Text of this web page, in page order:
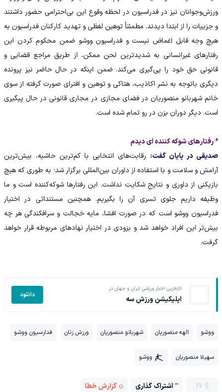
ورزش‌وجوانان نیز در فدراسیون در لحظه وقوع این بی‌احترامی حضور داشتند
و جزییات را از ابتدا دیدند. مطمئناً توهین لفظی و تهدید کارکنان فدراسیون به
هیچ وجه قابل اغماض نیست و فدراسیون ووشو ضمن محکوم کردن این
رفتارهای غیرانسانی به شدیدترین لحن ممکن، از طریق مراجع قضایی و
قانونی حق خود را پی‌گیری می‌کند. ضمن اینکه در حال حاضر نیز پرونده
دیگری باتوجه به نشر اکاذیب، هتاکی و توهین و افترای صورت گرفته از سوی
خانم شهربانو منصوریان در فضای مجازی در مجاری قانونی در حال پیگیری
است. دیگر دوران بزن در رو تمام شده است.
* رفتارهای شوکه کننده ای دیدم
صدیقی در پایان گفت: رقابت‌های انتخابی با کم‌ترین حاشیه، بیش‌ترین
آرامش و سلامت و با استفاده از داوران بین‌المللی برگزار شد؛ به طوری که هیچ
بازیکنی از داوری و نتایج شکایت نداشت. این رفتارها شوکه‌کننده است و ما
وظیفه داریم جلوی تسری آن را بگیریم. همچنین مستنداتی در اختیار
فدراسیون ووشو است که در صورت افشا، مایه خجالت و سرافکندگی هر چه
بیش‌تر این افراد خواهد شد و بزودی در اختیار نهادهای مربوطه قرار خواهد
گرفت.
تازه‌ترین اخبار ورزشی ایران و جهان در
اپلیکیشن ورزش سه دانلود
ووشو الهه منصوریان شهربانو منصوریان ورزش زنان فدارسیون ووشو
سهیلا منصوریان ووشو
17 اشتراک گذاری گزارش خطا